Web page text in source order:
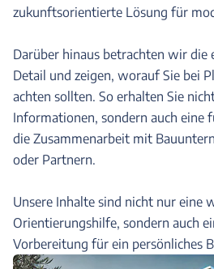
zukunftsorientierte Lösung für
Darüber hinaus betrachten wir die
Detail und zeigen, worauf Sie bei
achten sollten. So erhalten Sie
Informationen, sondern auch eine
die Zusammenarbeit mit
oder Partnern.
Unsere Inhalte sind nicht nur eine
Orientierungshilfe, sondern auch
Vorbereitung für ein persönliches